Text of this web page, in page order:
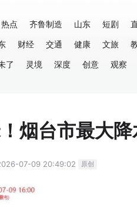
热点 齐鲁制造 山东 短剧
财经 交通 健康 文旅
了 灵境 深度 创意 观察
烟台市最大
07-09 20:49:02 原创